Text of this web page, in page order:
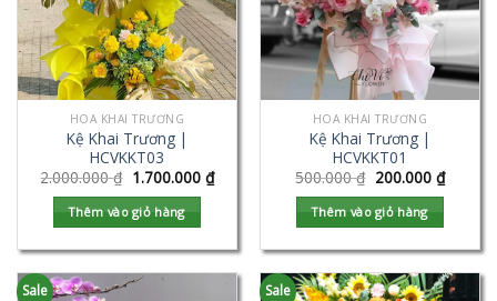
HOA KHAI TRƯƠNG
Kệ Khai Trương |
HCVKKT03
2.000.000₫ 1.700.000 ₫
Thêm vào giỏ hàng
HOA KHAI TRƯƠNG
Kệ Khai Trương |
HCVKKT01
500.000₫ 200.000 ₫
Thêm vào giỏ hàng
Sale Sale